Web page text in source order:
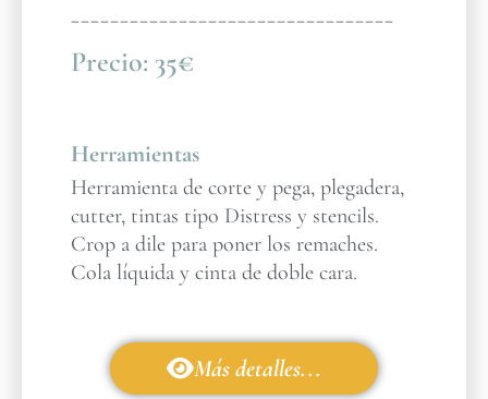
_________________________________
Precio: 35€
Herramientas
Herramienta de corte y pega, plegadera,
cutter, tintas tipo Distress y stencils.
Crop a dile para poner los remaches.
Cola líquida y cinta de doble cara.
Más detalles...